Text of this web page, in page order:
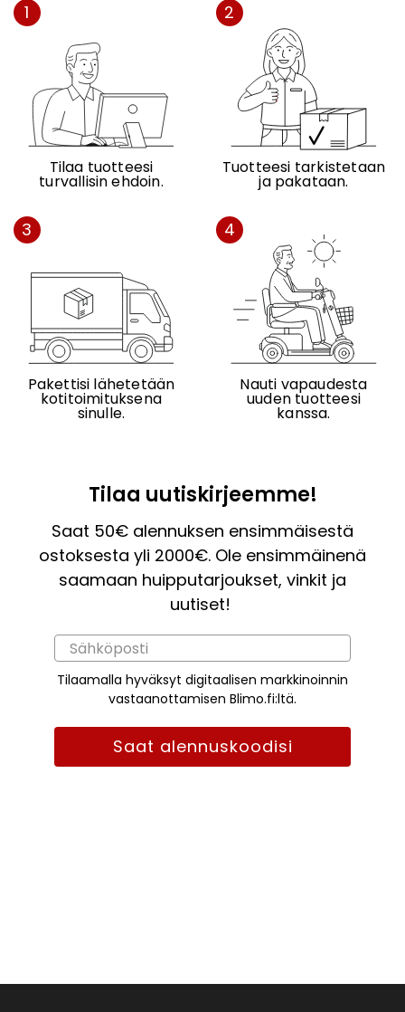
1
Tilaa tuotteesi
turvallisin ehdoin.
2
Tuotteesi tarkistetaan
ja pakataan.
3
Pakettisi lähetetään
kotitoimituksena
sinulle.
4
Nauti vapaudesta
uuden tuotteesi
kanssa.
Tilaa uutiskirjeemme!
Saat 50€ alennuksen ensimmäisestä
ostoksesta yli 2000€. Ole ensimmäinenä
saamaan huipputarjoukset, vinkit ja
uutiset!
Tilaamalla hyväksyt digitaalisen markkinoinnin
vastaanottamisen Blimo.fi:ltä.
Saat alennuskoodisi